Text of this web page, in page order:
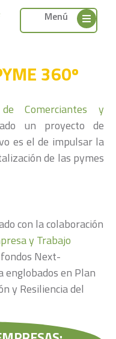
Menú
360º
de Comerciantes y
un proyecto de
es el de impulsar la
de las pymes
con la colaboración
y Trabajo
Next-
englobados en Plan
y Resiliencia del